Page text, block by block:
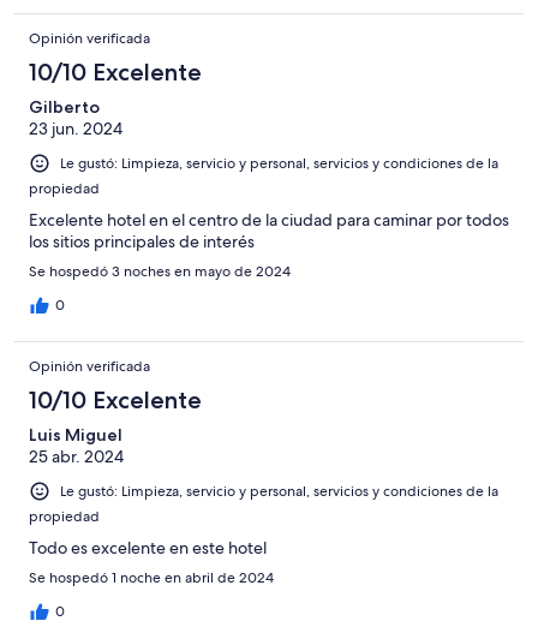
Opinión verificada
10/10 Excelente
Gilberto
23 jun. 2024
Le gustó: Limpieza, servicio y personal, servicios y condiciones de la
propiedad
Excelente hotel en el centro de la ciudad para caminar por todos
los sitios principales de interés
Se hospedó 3 noches en mayo de 2024
0
Opinión verificada
10/10 Excelente
Luis Miguel
25 abr. 2024
Le gustó: Limpieza, servicio y personal, servicios y condiciones de la
propiedad
Todo es excelente en este hotel
Se hospedó 1 noche en abril de 2024
0